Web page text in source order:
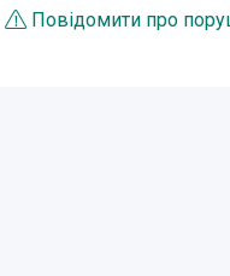
Повідомити про